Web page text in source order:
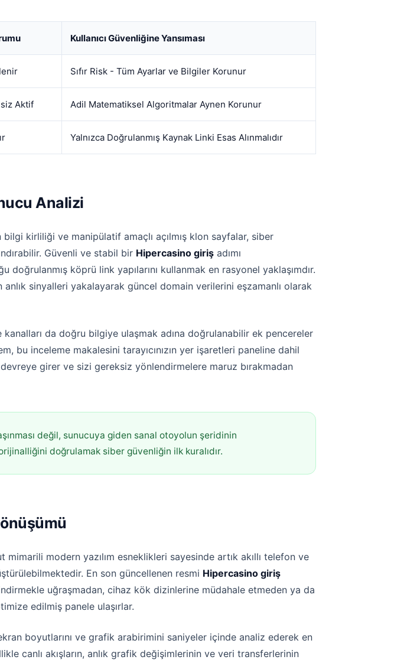
Kullanıcı Güvenliğine Yansıması
Sıfır Risk - Tüm Ayarlar ve Bilgiler Korunur
Aktif Adil Matematiksel Algoritmalar Aynen Korunur
Yalnızca Doğrulanmış Kaynak Linki Esas Alınmalıdır
Analizi
kirliliği ve manipülatif amaçlı açılmış klon sayfalar, siber
Güvenli ve stabil bir Hipercasino giriş adımı
doğrulanmış köprü link yapılarını kullanmak en rasyonel yaklaşımdır.
sinyalleri yakalayarak güncel domain verilerini eşzamanlı olarak
da doğru bilgiye ulaşmak adına doğrulanabilir ek pencereler
bu inceleme makalesini tarayıcınızın yer işaretleri paneline dahil
girer ve sizi gereksiz yönlendirmelere maruz bırakmadan
değil, sunucuya giden sanal otoyolun şeridinin
doğrulamak siber güvenliğin ilk kuralıdır.
modern yazılım esneklikleri sayesinde artık akıllı telefon ve
En son güncellenen resmi Hipercasino giriş
uğraşmadan, cihaz kök dizinlerine müdahale etmeden ya da
edilmiş panele ulaşırlar.
boyutlarını ve grafik arabirimini saniyeler içinde analiz ederek en
canlı akışların, anlık grafik değişimlerinin ve veri transferlerinin